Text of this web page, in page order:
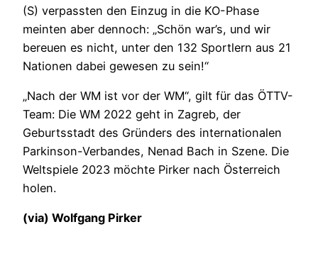
(S) verpassten den Einzug in die KO-Phase
meinten aber dennoch: „Schön war’s, und wir
bereuen es nicht, unter den 132 Sportlern aus 21
Nationen dabei gewesen zu sein!“
„Nach der WM ist vor der WM“, gilt für das ÖTTV-
Team: Die WM 2022 geht in Zagreb, der
Geburtsstadt des Gründers des internationalen
Parkinson-Verbandes, Nenad Bach in Szene. Die
Weltspiele 2023 möchte Pirker nach Österreich
holen.
(via) Wolfgang Pirker